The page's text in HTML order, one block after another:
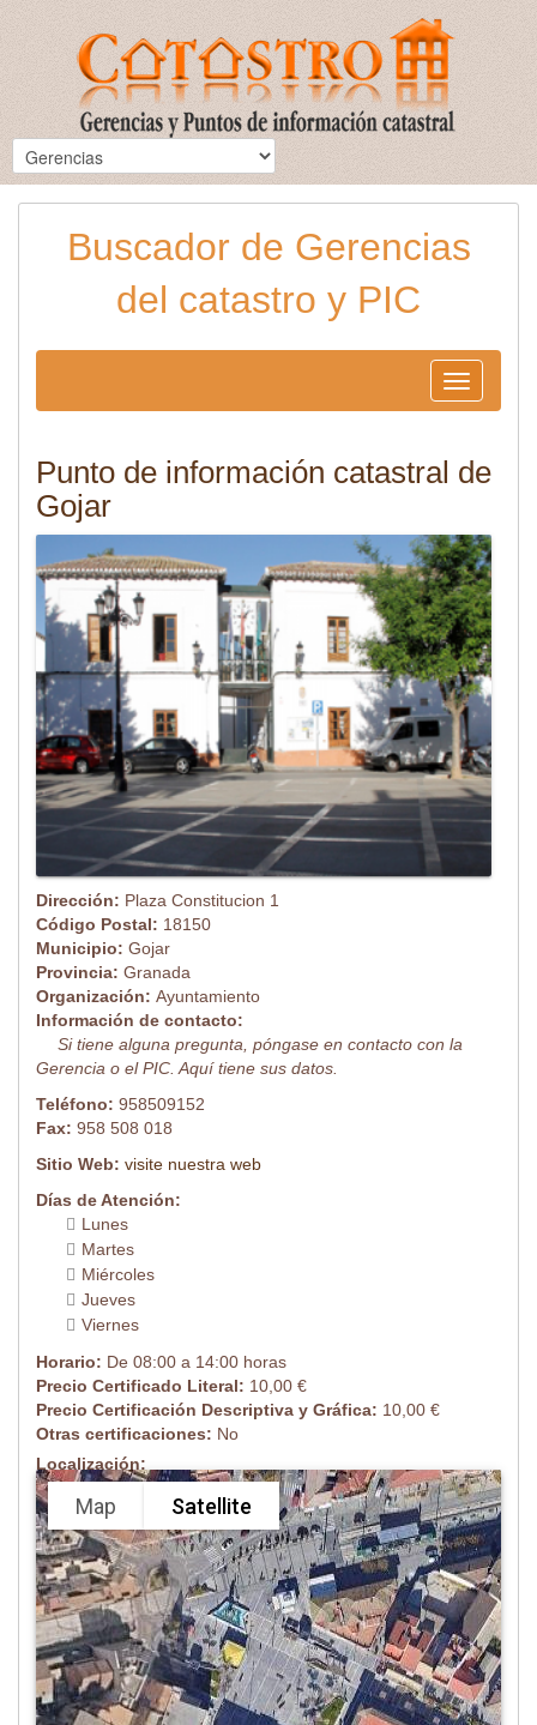
Buscador de Gerencias
del catastro y PIC
Toggle
navigation
Punto de información catastral de
Gojar
Dirección: Plaza Constitucion 1
Código Postal: 18150
Municipio: Gojar
Provincia: Granada
Organización: Ayuntamiento
Información de contacto:
Si tiene alguna pregunta, póngase en contacto con la
Gerencia o el PIC. Aquí tiene sus datos.
Teléfono: 958509152
Fax: 958 508 018
Sitio Web: visite nuestra web
Días de Atención:
Lunes
Martes
Miércoles
Jueves
Viernes
Horario: De 08:00 a 14:00 horas
Precio Certificado Literal: 10,00 €
Precio Certificación Descriptiva y Gráfica: 10,00 €
Otras certificaciones: No
Localización:
Map Satellite